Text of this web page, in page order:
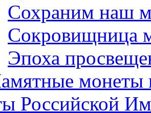
Сохраним наш
Сокровищница
Эпоха
монеты
Российской